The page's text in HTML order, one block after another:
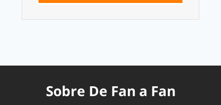
Sobre De Fan a Fan